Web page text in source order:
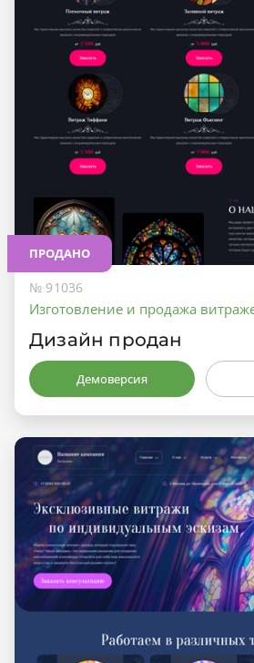
ПРОДАНО
№ 91036
Изготовление и продажа
Дизайн продан
Демоверсия